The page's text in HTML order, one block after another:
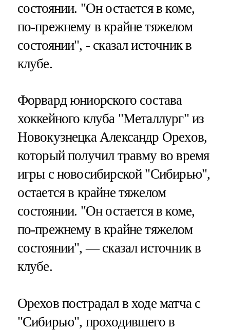
состоянии. "Он остается в коме,
по-прежнему в крайне тяжелом
состоянии", - сказал источник в
клубе.
Форвард юниорского состава
хоккейного клуба "Металлург" из
Новокузнецка Александр Орехов,
который получил травму во время
игры с новосибирской "Сибирью",
остается в крайне тяжелом
состоянии. "Он остается в коме,
по-прежнему в крайне тяжелом
состоянии", — сказал источник в
клубе.
Орехов пострадал в ходе матча с
"Сибирью", проходившего в